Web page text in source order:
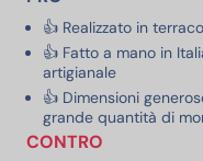
👍 Realizzato in
👍 Fatto a mano in
artigianale
👍 Dimensioni
grande quantità di
CONTRO